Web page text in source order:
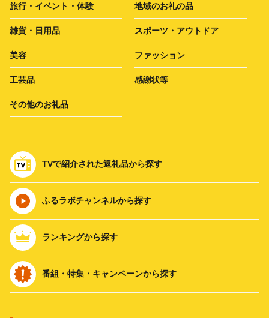
旅行・イベント・体験 地域のお礼の品
雑貨・日用品 スポーツ・アウトドア
美容 ファッション
工芸品 感謝状等
その他のお礼品
TVで紹介された返礼品から探す
ふるラボチャンネルから探す
ランキングから探す
番組・特集・キャンペーンから探す